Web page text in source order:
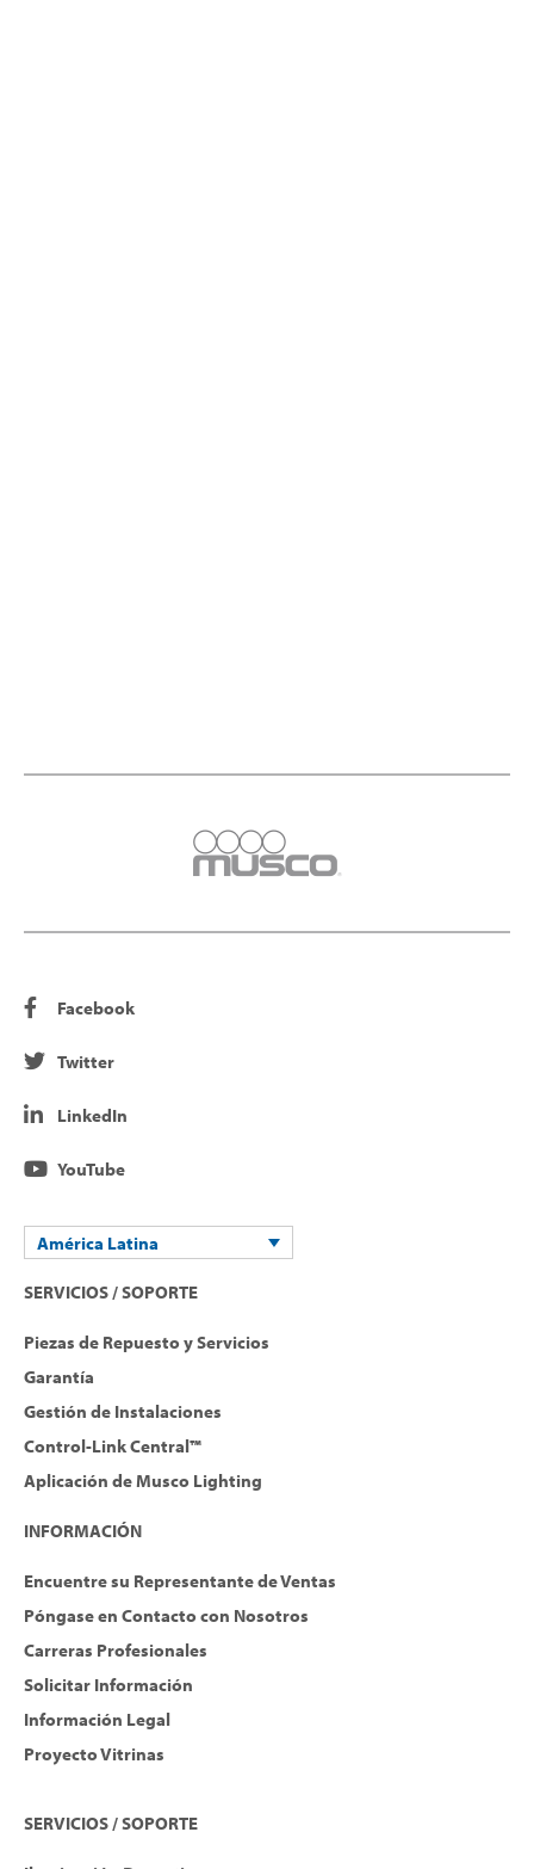
Facebook
Twitter
LinkedIn
YouTube
América Latina
SERVICIOS / SOPORTE
Piezas de Repuesto y Servicios
Garantía
Gestión de Instalaciones
Control-Link Central™
Aplicación de Musco Lighting
INFORMACIÓN
Encuentre su Representante de Ventas
Póngase en Contacto con Nosotros
Carreras Profesionales
Solicitar Información
Información Legal
Proyecto Vitrinas
SERVICIOS / SOPORTE